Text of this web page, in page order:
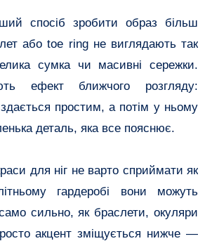
спосіб зробити образ більш
або toe ring не виглядають так
сумка чи масивні сережки.
ефект ближчого розгляду:
простим, а потім у ньому
деталь, яка все пояснює.
для ніг не варто сприймати як
гардеробі вони можуть
сильно, як браслети, окуляри
акцент зміщується нижче —